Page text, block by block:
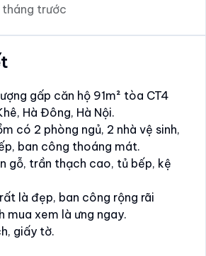
tháng trước
gấp căn hộ 91m² tòa CT4
Hà Đông, Hà Nội.
có 2 phòng ngủ, 2 nhà vệ sinh,
ban công thoáng mát.
gỗ, trần thạch cao, tủ bếp, kệ
là đẹp, ban công rộng rãi
mua xem là ưng ngay.
giấy tờ.